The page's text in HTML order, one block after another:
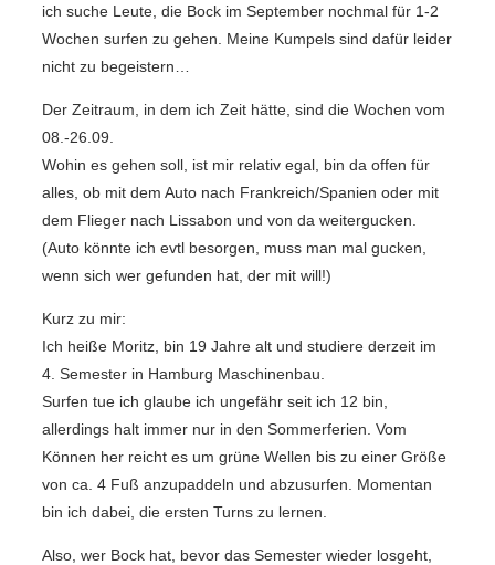
ich suche Leute, die Bock im September nochmal für 1-2
Wochen surfen zu gehen. Meine Kumpels sind dafür leider
nicht zu begeistern…
Der Zeitraum, in dem ich Zeit hätte, sind die Wochen vom
08.-26.09.
Wohin es gehen soll, ist mir relativ egal, bin da offen für
alles, ob mit dem Auto nach Frankreich/Spanien oder mit
dem Flieger nach Lissabon und von da weitergucken.
(Auto könnte ich evtl besorgen, muss man mal gucken,
wenn sich wer gefunden hat, der mit will!)
Kurz zu mir:
Ich heiße Moritz, bin 19 Jahre alt und studiere derzeit im
4. Semester in Hamburg Maschinenbau.
Surfen tue ich glaube ich ungefähr seit ich 12 bin,
allerdings halt immer nur in den Sommerferien. Vom
Können her reicht es um grüne Wellen bis zu einer Größe
von ca. 4 Fuß anzupaddeln und abzusurfen. Momentan
bin ich dabei, die ersten Turns zu lernen.
Also, wer Bock hat, bevor das Semester wieder losgeht,